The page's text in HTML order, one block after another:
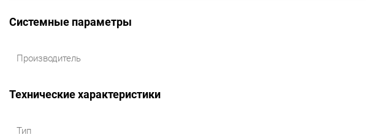
Системные параметры
Производитель
Технические характеристики
Тип